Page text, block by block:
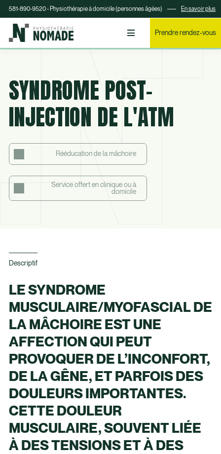
581-890-9520 - Physiothérapie à domicile (personnes âgées) En savoir plus
Prendre rendez-vous
SYNDROME POST-
INJECTION DE L'ATM
Rééducation de la mâchoire
Service offert en clinique ou à
domicile
Descriptif
LE SYNDROME
MUSCULAIRE/MYOFASCIAL DE
LA MÂCHOIRE EST UNE
AFFECTION QUI PEUT
PROVOQUER DE L’INCONFORT,
DE LA GÊNE, ET PARFOIS DES
DOULEURS IMPORTANTES.
CETTE DOULEUR
MUSCULAIRE, SOUVENT LIÉE
À DES TENSIONS ET À DES